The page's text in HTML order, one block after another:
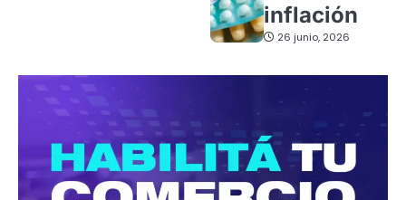
inflación
26 junio, 2026